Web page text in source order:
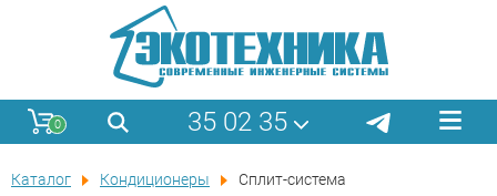
0 35 02 35
Каталог Кондиционеры
Сплит-система